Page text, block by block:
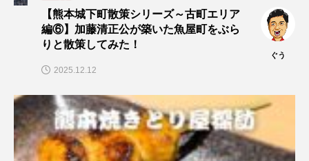
【熊本城下町散策シリーズ～古町エリア
編⑥】加藤清正公が築いた魚屋町をぶら
りと散策してみた！
ぐう
2025.12.12